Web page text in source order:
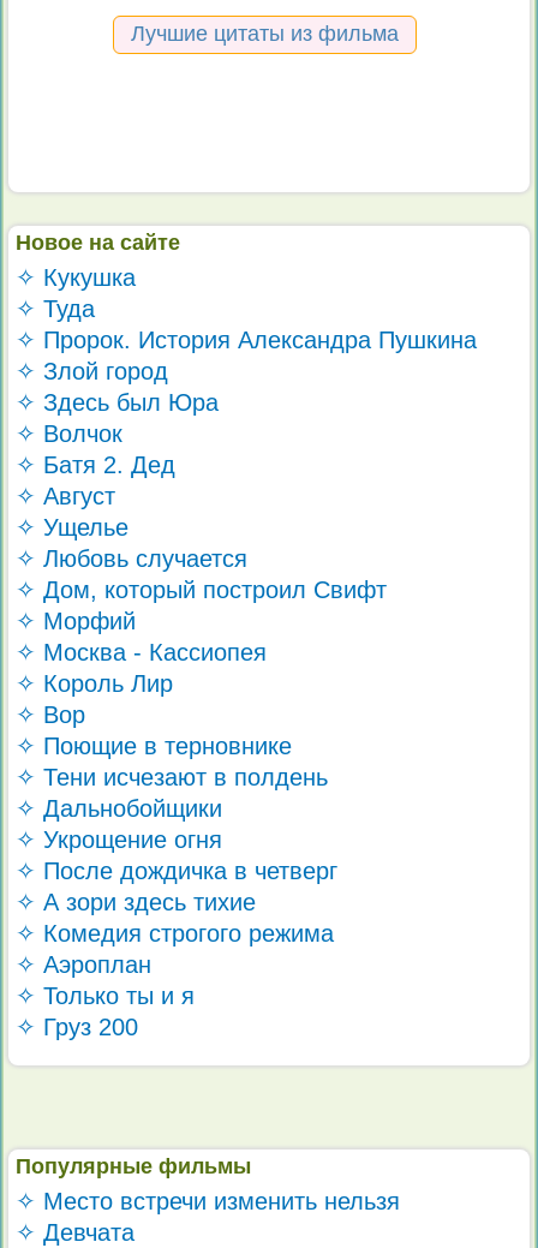
Лучшие цитаты из фильма
Новое на сайте
✧ Кукушка
✧ Туда
✧ Пророк. История Александра Пушкина
✧ Злой город
✧ Здесь был Юра
✧ Волчок
✧ Батя 2. Дед
✧ Август
✧ Ущелье
✧ Любовь случается
✧ Дом, который построил Свифт
✧ Морфий
✧ Москва - Кассиопея
✧ Король Лир
✧ Вор
✧ Поющие в терновнике
✧ Тени исчезают в полдень
✧ Дальнобойщики
✧ Укрощение огня
✧ После дождичка в четверг
✧ А зори здесь тихие
✧ Комедия строгого режима
✧ Аэроплан
✧ Только ты и я
✧ Груз 200
Популярные фильмы
✧ Место встречи изменить нельзя
✧ Девчата